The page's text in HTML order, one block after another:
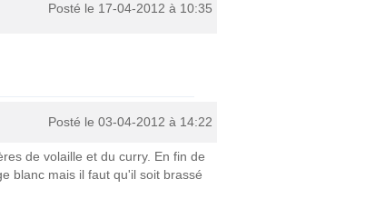
Posté le 17-04-2012 à 10:35
Posté le 03-04-2012 à 14:22
de volaille et du curry. En fin de
blanc mais il faut qu'il soit brassé